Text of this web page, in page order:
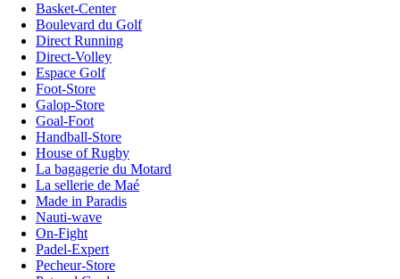
Basket-Center
Boulevard du Golf
Direct Running
Direct-Volley
Espace Golf
Foot-Store
Galop-Store
Goal-Foot
Handball-Store
House of Rugby
La bagagerie du Motard
La sellerie de Maé
Made in Paradis
Nauti-wave
On-Fight
Padel-Expert
Pecheur-Store